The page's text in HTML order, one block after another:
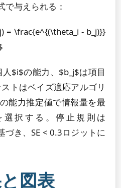
で与えられる：
= \frac{e^{(\theta_i - b_j)}}
$i$の能力、$b_j$は項目
トはベイズ適応アルゴリ
能力推定値で情報量を最
択する。停止規則は
き、SE < 0.3ロジットに
図表